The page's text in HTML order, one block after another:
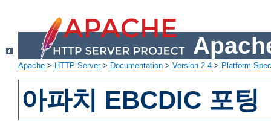
Apache > HTTP Server> Documentation > Version 2.4 > Platform
아파치 EBCDIC 포팅